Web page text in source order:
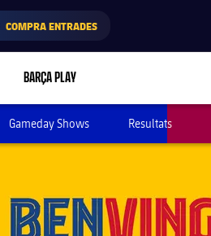
COMPRA ENTRADES
BARÇA PLAY
Gameday Shows Resultats